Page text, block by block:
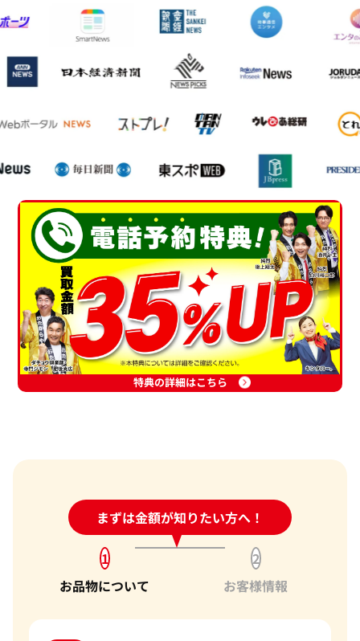
特典の詳細はこちら
まずは金額が知りたい方へ！
24時間受付中!問い合わせフォーム
1
お品物について
2
お客様情報